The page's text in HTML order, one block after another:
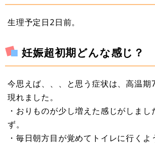
生理予定日2日前。
妊娠超初期どんな感じ？
今思えば、、、と思う症状は、高温期
現れました。
・おりものが少し増えた感じがしまし
ず。
・毎日朝方目が覚めてトイレに行くよ